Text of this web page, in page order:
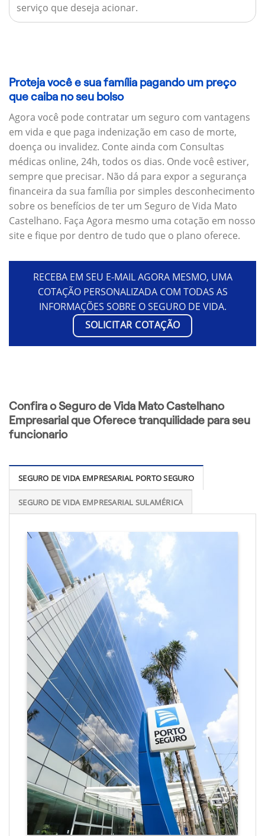
serviço que deseja acionar.
Proteja você e sua família pagando um preço
que caiba no seu bolso
Agora você pode contratar um seguro com vantagens
em vida e que paga indenização em caso de morte,
doença ou invalidez. Conte ainda com Consultas
médicas online, 24h, todos os dias. Onde você estiver,
sempre que precisar. Não dá para expor a segurança
financeira da sua família por simples desconhecimento
sobre os benefícios de ter um Seguro de Vida Mato
Castelhano. Faça Agora mesmo uma cotação em nosso
site e fique por dentro de tudo que o plano oferece.
RECEBA EM SEU E-MAIL AGORA MESMO, UMA
COTAÇÃO PERSONALIZADA COM TODAS AS
INFORMAÇÕES SOBRE O SEGURO DE VIDA.
SOLICITAR COTAÇÃO
Confira o Seguro de Vida Mato Castelhano
Empresarial que Oferece tranquilidade para seu
funcionario
SEGURO DE VIDA EMPRESARIAL PORTO SEGURO
SEGURO DE VIDA EMPRESARIAL SULAMÉRICA